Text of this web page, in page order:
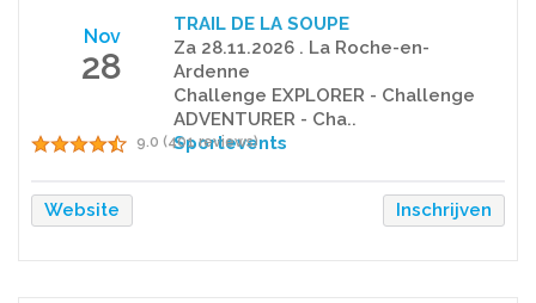
Nov
28
TRAIL DE LA SOUPE
Za 28.11.2026 . La Roche-en-
Ardenne
Challenge EXPLORER - Challenge
ADVENTURER - Cha..
Sportevents
9.0 (401 reviews)
Website Inschrijven